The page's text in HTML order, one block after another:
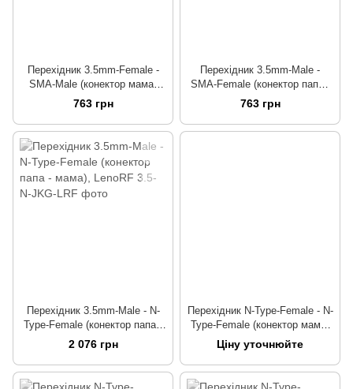
Перехідник 3.5mm-Female -
SMA-Male (конектор мама-
папа), LenoRF
763 грн
Перехідник 3.5mm-Male -
SMA-Female (конектор папа -
мама), LenoRF
763 грн
Перехідник 3.5mm-Male - N-
Type-Female (конектор папа -
мама), LenoRF
2 076 грн
Перехідник N-Type-Female - N-
Type-Female (конектор мама-
мама), LenoRF
Ціну уточнюйте